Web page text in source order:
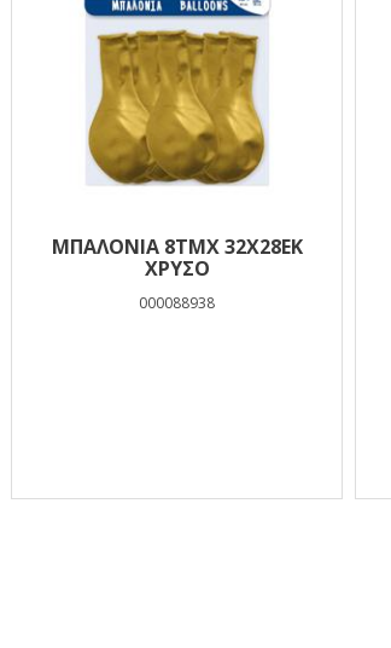
ΜΠΑΛΟΝΙΑ 8ΤΜΧ 32X28ΕΚ
ΧΡΥΣΟ
000088938